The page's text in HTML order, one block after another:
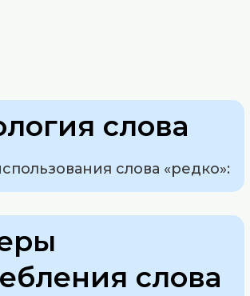
слова
слова «редко»:
слова